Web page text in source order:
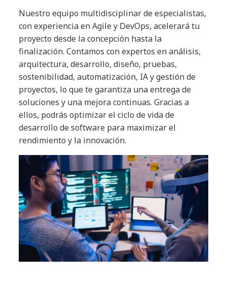
Nuestro equipo multidisciplinar de especialistas,
con experiencia en Agile y DevOps, acelerará tu
proyecto desde la concepción hasta la
finalización. Contamos con expertos en análisis,
arquitectura, desarrollo, diseño, pruebas,
sostenibilidad, automatización, IA y gestión de
proyectos, lo que te garantiza una entrega de
soluciones y una mejora continuas. Gracias a
ellos, podrás optimizar el ciclo de vida de
desarrollo de software para maximizar el
rendimiento y la innovación.